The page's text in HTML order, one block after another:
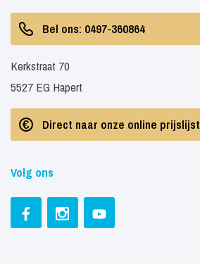
Bel ons: 0497-360864
Kerkstraat 70
5527 EG Hapert
Direct naar onze online prijslijst
Volg ons